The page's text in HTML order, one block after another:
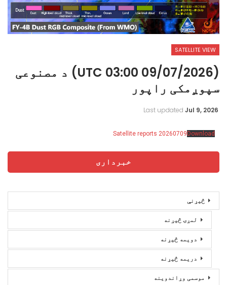
SATELLITE VIEW
(09/07/2026 03:00 UTC) د مصنوعی
سپوږمکی راپور
Last updated Jul 9, 2026
Satellite reports 20260709Download
خبرداری
څیړنې
لمړۍ څیړنه
دویمه څیړنه
دریمه څیړنه
موسمی وړاندوینه